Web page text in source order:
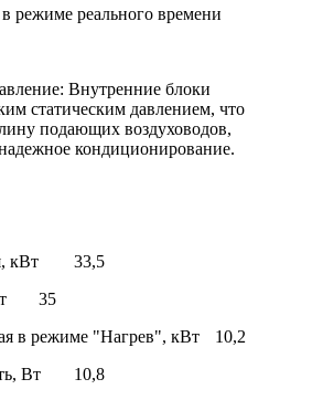
режиме реального времени
Внутренние блоки
статическим давлением, что
подающих воздуховодов,
кондиционирование.
кВт
33,5
35
в режиме "Нагрев", кВт
10,2
Вт
10,8